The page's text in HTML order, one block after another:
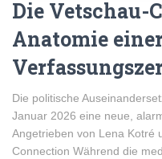
Die Vetschau-
Anatomie
Die politische
Januar 2026 eine neue,
Angetrieben von Lena Kotré
Connection Während die